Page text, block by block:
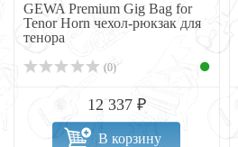
GEWA Premium Gig Bag for
Tenor Horn чехол-рюкзак для
тенора
(0)
12 337 ₽
В корзину